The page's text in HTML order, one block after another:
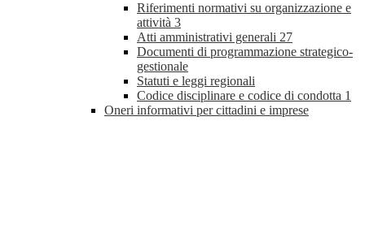
Riferimenti normativi su organizzazione e
attività 3
Atti amministrativi generali 27
Documenti di programmazione strategico-
gestionale
Statuti e leggi regionali
Codice disciplinare e codice di condotta 1
Oneri informativi per cittadini e imprese